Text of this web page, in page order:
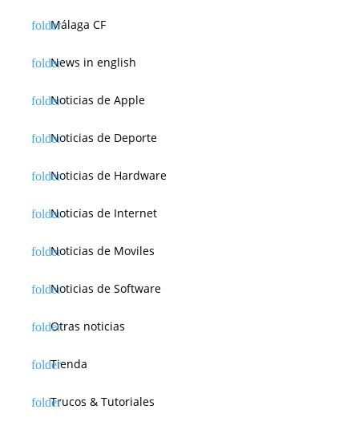
Málaga CF
News in english
Noticias de Apple
Noticias de Deporte
Noticias de Hardware
Noticias de Internet
Noticias de Moviles
Noticias de Software
Otras noticias
Tienda
Trucos & Tutoriales